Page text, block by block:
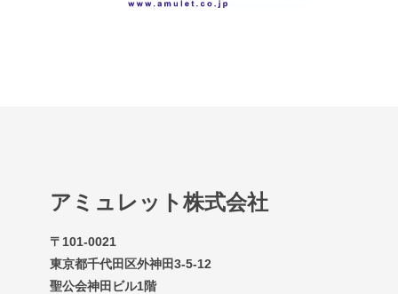
アミュレット株式会社
〒101-0021
東京都千代田区外神田3-5-12
聖公会神田ビル1階